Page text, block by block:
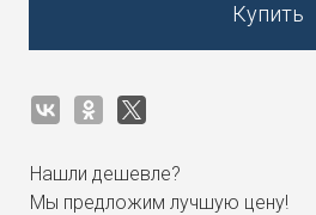
Купить
Нашли дешевле?
Мы предложим лучшую цену!